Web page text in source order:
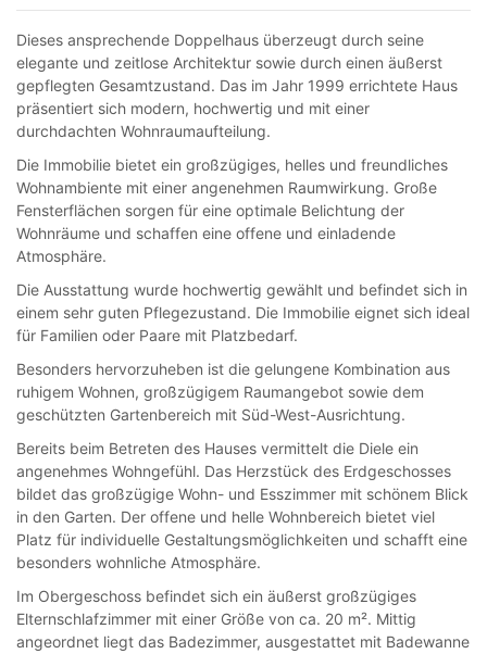
Dieses ansprechende Doppelhaus überzeugt durch seine
elegante und zeitlose Architektur sowie durch einen äußerst
gepflegten Gesamtzustand. Das im Jahr 1999 errichtete Haus
präsentiert sich modern, hochwertig und mit einer
durchdachten Wohnraumaufteilung.
Die Immobilie bietet ein großzügiges, helles und freundliches
Wohnambiente mit einer angenehmen Raumwirkung. Große
Fensterflächen sorgen für eine optimale Belichtung der
Wohnräume und schaffen eine offene und einladende
Atmosphäre.
Die Ausstattung wurde hochwertig gewählt und befindet sich in
einem sehr guten Pflegezustand. Die Immobilie eignet sich ideal
für Familien oder Paare mit Platzbedarf.
Besonders hervorzuheben ist die gelungene Kombination aus
ruhigem Wohnen, großzügigem Raumangebot sowie dem
geschützten Gartenbereich mit Süd-West-Ausrichtung.
Bereits beim Betreten des Hauses vermittelt die Diele ein
angenehmes Wohngefühl. Das Herzstück des Erdgeschosses
bildet das großzügige Wohn- und Esszimmer mit schönem Blick
in den Garten. Der offene und helle Wohnbereich bietet viel
Platz für individuelle Gestaltungsmöglichkeiten und schafft eine
besonders wohnliche Atmosphäre.
Im Obergeschoss befindet sich ein äußerst großzügiges
Elternschlafzimmer mit einer Größe von ca. 20 m². Mittig
angeordnet liegt das Badezimmer, ausgestattet mit Badewanne